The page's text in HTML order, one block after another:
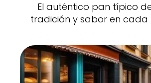
El auténtico pan típico
tradición y sabor en cada